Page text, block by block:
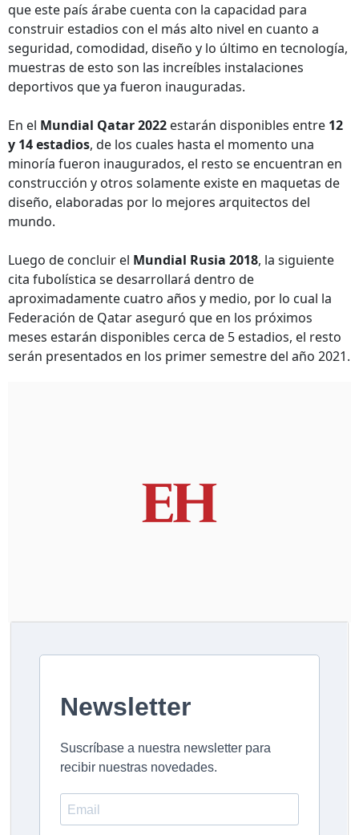
que este país árabe cuenta con la capacidad para
construir estadios con el más alto nivel en cuanto a
seguridad, comodidad, diseño y lo último en tecnología,
muestras de esto son las increíbles instalaciones
deportivos que ya fueron inauguradas.
En el Mundial Qatar 2022 estarán disponibles entre 12
y 14 estadios, de los cuales hasta el momento una
minoría fueron inaugurados, el resto se encuentran en
construcción y otros solamente existe en maquetas de
diseño, elaboradas por lo mejores arquitectos del
mundo.
Luego de concluir el Mundial Rusia 2018, la siguiente
cita fubolística se desarrollará dentro de
aproximadamente cuatro años y medio, por lo cual la
Federación de Qatar aseguró que en los próximos
meses estarán disponibles cerca de 5 estadios, el resto
serán presentados en los primer semestre del año 2021.